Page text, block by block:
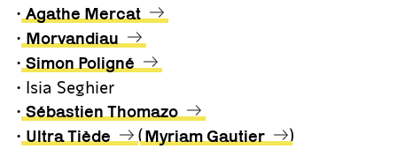
• Agathe Mercat
• Morvandiau
• Simon Poligné
• Isia Seghier
• Sébastien Thomazo
• Ultra Tiède (Myriam Gautier
)